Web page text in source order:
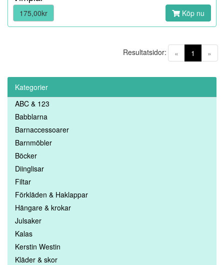
175,00kr Köp nu
« 1 (current)
»
Resultatsidor:
Kategorier
ABC & 123
Babblarna
Barnaccessoarer
Barnmöbler
Böcker
Diinglisar
Filtar
Förkläden & Haklappar
Hängare & krokar
Julsaker
Kalas
Kerstin Westin
Kläder & skor